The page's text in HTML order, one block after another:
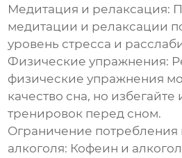
Медитация и релаксация:
медитации и релаксации
уровень стресса и
Физические упражнения:
физические упражнения
качество сна, но
тренировок перед сном.
Ограничение потребления
алкоголя: Кофеин и